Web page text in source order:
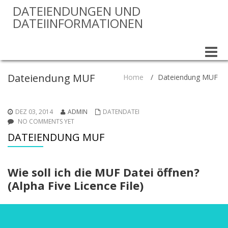
DATEIENDUNGEN UND
DATEIINFORMATIONEN
Toggle
Dateiendung MUF Home / Dateiendung MUF
DEZ 03, 2014 ADMIN
DATENDATEI
NO COMMENTS YET
DATEIENDUNG MUF
Wie soll ich die MUF Datei öffnen?
(Alpha Five Licence File)